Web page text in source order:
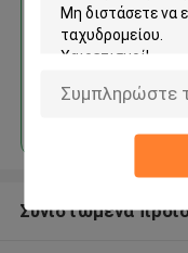
Συνιστώμενα